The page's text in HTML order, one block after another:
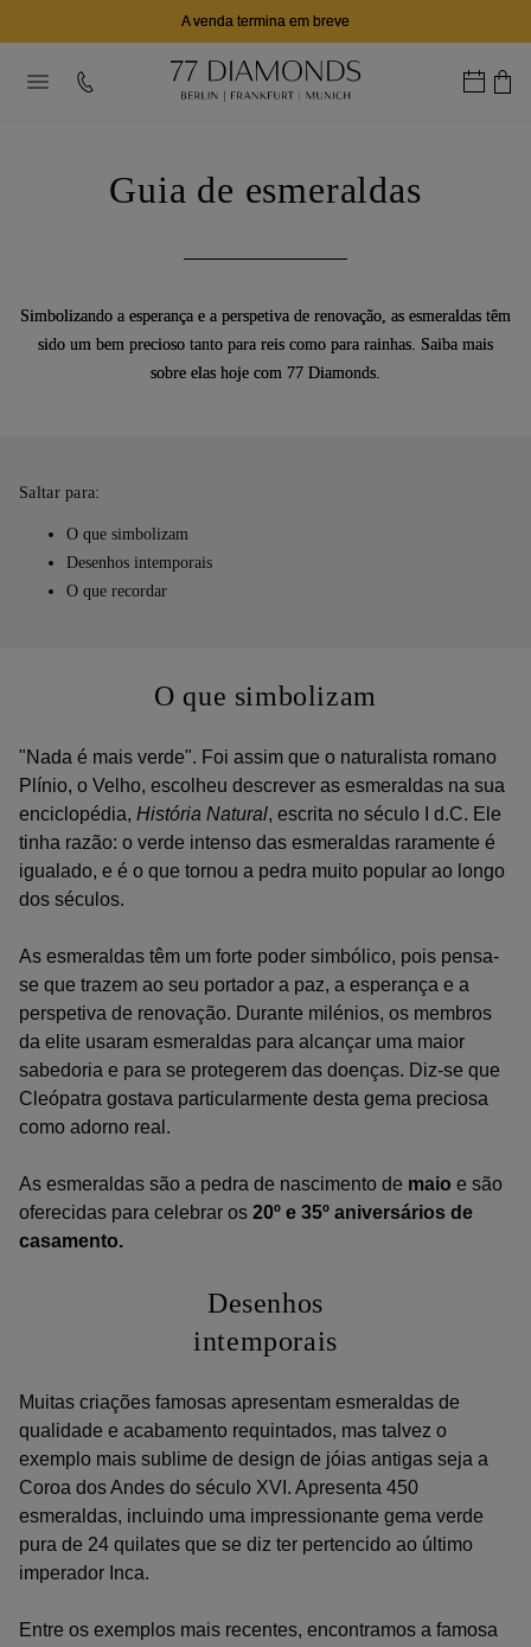
A venda termina em breve
Guia de esmeraldas
Simbolizando a esperança e a perspetiva de renovação, as esmeraldas têm
sido um bem precioso tanto para reis como para rainhas. Saiba mais
sobre elas hoje com 77 Diamonds.
Saltar para:
O que simbolizam
Desenhos intemporais
O que recordar
O que simbolizam
"Nada é mais verde". Foi assim que o naturalista romano
Plínio, o Velho, escolheu descrever as esmeraldas na sua
enciclopédia, História Natural, escrita no século I d.C. Ele
tinha razão: o verde intenso das esmeraldas raramente é
igualado, e é o que tornou a pedra muito popular ao longo
dos séculos.
As esmeraldas têm um forte poder simbólico, pois pensa-
se que trazem ao seu portador a paz, a esperança e a
perspetiva de renovação. Durante milénios, os membros
da elite usaram esmeraldas para alcançar uma maior
sabedoria e para se protegerem das doenças. Diz-se que
Cleópatra gostava particularmente desta gema preciosa
como adorno real.
As esmeraldas são a pedra de nascimento de maio e são
oferecidas para celebrar os 20º e 35º aniversários de
casamento.
Desenhos
intemporais
Muitas criações famosas apresentam esmeraldas de
qualidade e acabamento requintados, mas talvez o
exemplo mais sublime de design de jóias antigas seja a
Coroa dos Andes do século XVI. Apresenta 450
esmeraldas, incluindo uma impressionante gema verde
pura de 24 quilates que se diz ter pertencido ao último
imperador Inca.
Entre os exemplos mais recentes, encontramos a famosa